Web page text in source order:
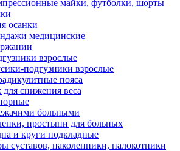
майки, футболки, шорты
осанки
медицинские
взрослые
подгузники взрослые
пояса
для снижения веса
больными
простыни для больных
и круги подкладные
суставов, наколенники, налокотники